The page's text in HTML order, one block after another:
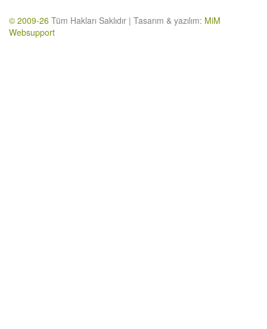
© 2009-26 Tüm Hakları Saklıdır | Tasarım & yazılım: MiM
Websupport